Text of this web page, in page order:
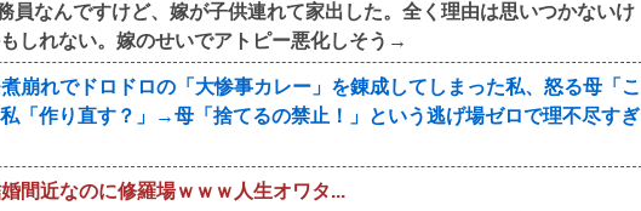
員なんですけど、嫁が子供連れて家出した。全く理由は思いつかないけ
しれない。嫁のせいでアトピー悪化しそう→
崩れでドロドロの「大惨事カレー」を錬成してしまった私、怒る母「こ
「作り直す？」→母「捨てるの禁止！」という逃げ場ゼロで理不尽すぎ
間近なのに修羅場ｗｗｗ人生オワタ...